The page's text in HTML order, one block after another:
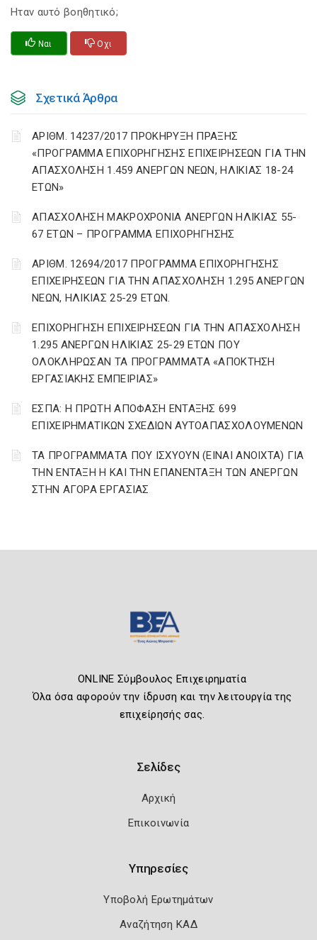
Ηταν αυτό βοηθητικό;
Ναι Οχι
Σχετικά Άρθρα
ΑΡΙΘΜ. 14237/2017 ΠΡΟΚΗΡΥΞΗ ΠΡΑΞΗΣ
«ΠΡΟΓΡΑΜΜΑ ΕΠΙΧΟΡΗΓΗΣΗΣ ΕΠΙΧΕΙΡΗΣΕΩΝ ΓΙΑ ΤΗΝ
ΑΠΑΣΧΟΛΗΣΗ 1.459 ΑΝΕΡΓΩΝ ΝΕΩΝ, ΗΛΙΚΙΑΣ 18-24
ΕΤΩΝ»
ΑΠΑΣΧΟΛΗΣΗ ΜΑΚΡΟΧΡΟΝΙΑ ΑΝΕΡΓΩΝ ΗΛΙΚΙΑΣ 55-
67 ΕΤΩΝ – ΠΡΟΓΡΑΜΜΑ ΕΠΙΧΟΡΗΓΗΣΗΣ
ΑΡΙΘΜ. 12694/2017 ΠΡΟΓΡΑΜΜΑ ΕΠΙΧΟΡΗΓΗΣΗΣ
ΕΠΙΧΕΙΡΗΣΕΩΝ ΓΙΑ ΤΗΝ ΑΠΑΣΧΟΛΗΣΗ 1.295 ΑΝΕΡΓΩΝ
ΝΕΩΝ, ΗΛΙΚΙΑΣ 25-29 ΕΤΩΝ.
ΕΠΙΧΟΡΗΓΗΣΗ ΕΠΙΧΕΙΡΗΣΕΩΝ ΓΙΑ ΤΗΝ ΑΠΑΣΧΟΛΗΣΗ
1.295 ΑΝΕΡΓΩΝ ΗΛΙΚΙΑΣ 25-29 ΕΤΩΝ ΠΟΥ
ΟΛΟΚΛΗΡΩΣΑΝ ΤΑ ΠΡΟΓΡΑΜΜΑΤΑ «ΑΠΟΚΤΗΣΗ
ΕΡΓΑΣΙΑΚΗΣ ΕΜΠΕΙΡΙΑΣ»
ΕΣΠΑ: Η ΠΡΩΤΗ ΑΠΟΦΑΣΗ ΕΝΤΑΞΗΣ 699
ΕΠΙΧΕΙΡΗΜΑΤΙΚΩΝ ΣΧΕΔΙΩΝ ΑΥΤΟΑΠΑΣΧΟΛΟΥΜΕΝΩΝ
ΤΑ ΠΡΟΓΡΑΜΜΑΤΑ ΠΟΥ ΙΣΧΥΟΥΝ (ΕΙΝΑΙ ΑΝΟΙΧΤΑ) ΓΙΑ
ΤΗΝ ΕΝΤΑΞΗ Η ΚΑΙ ΤΗΝ ΕΠΑΝΕΝΤΑΞΗ ΤΩΝ ΑΝΕΡΓΩΝ
ΣΤΗΝ ΑΓΟΡΑ ΕΡΓΑΣΙΑΣ
ONLINE Σύμβουλος Επιχειρηματία
Όλα όσα αφορούν την ίδρυση και την λειτουργία της
επιχείρησής σας.
Σελίδες
Αρχική
Επικοινωνία
Υπηρεσίες
Υποβολή Ερωτημάτων
Αναζήτηση ΚΑΔ